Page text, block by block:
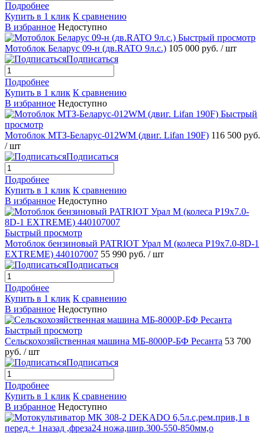
Подробнее
Купить в 1 клик К сравнению
В избранное Недоступно
Быстрый просмотр
Мотоблок Беларус 09-н (дв.RATO 9л.с.) 105 000 руб. / шт
Подписаться
Подробнее
Купить в 1 клик К сравнению
В избранное Недоступно
Быстрый
просмотр
Мотоблок МТЗ-Беларус-012WM (двиг. Lifan 190F) 116 500 руб.
/ шт
Подписаться
Подробнее
Купить в 1 клик К сравнению
В избранное Недоступно
Быстрый просмотр
Мотоблок бензиновый PATRIOT Урал М (колеса P19х7.0-8D-1
EXTREME) 440107007 55 990 руб. / шт
Подписаться
Подробнее
Купить в 1 клик К сравнению
В избранное Недоступно
Быстрый просмотр
Сельскохозяйственная машина МБ-8000Р-БФ Ресанта 53 700
руб. / шт
Подписаться
Подробнее
Купить в 1 клик К сравнению
В избранное Недоступно